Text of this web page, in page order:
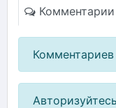
Комментарии
Комментариев